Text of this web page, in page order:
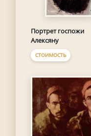
Портрет госпожи
Алексяну
СТОИМОСТЬ